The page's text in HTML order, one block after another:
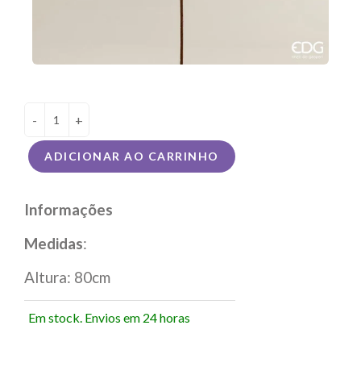
- +
ADICIONAR AO CARRINHO
Informações
Medidas:
Altura: 80cm
Em stock. Envios em 24 horas